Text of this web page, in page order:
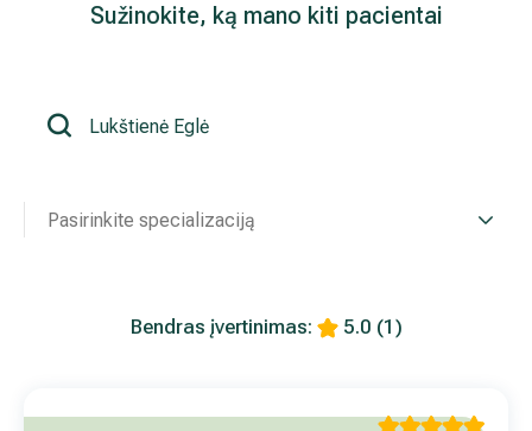
Sužinokite, ką mano kiti pacientai
Pasirinkite specializaciją
Bendras įvertinimas: 5.0(1)
Išsiplėtusių kojų venų gydymas
Hila gydytojai